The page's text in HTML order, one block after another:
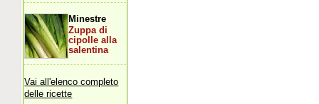
Minestre
Zuppa di
cipolle alla
salentina
Vai all'elenco completo
delle ricette